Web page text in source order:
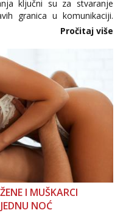
ključni su za stvaranje
granica u komunikaciji.
osobnih ili intimnih
još nije zaslužila to
Pročitaj više
I MUŠKARCI
NOĆ